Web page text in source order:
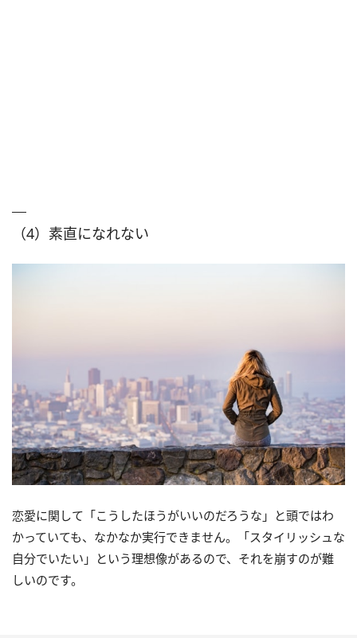
（4）素直になれない
恋愛に関して「こうしたほうがいいのだろうな」と頭ではわ
かっていても、なかなか実行できません。「スタイリッシュな
自分でいたい」という理想像があるので、それを崩すのが難
しいのです。